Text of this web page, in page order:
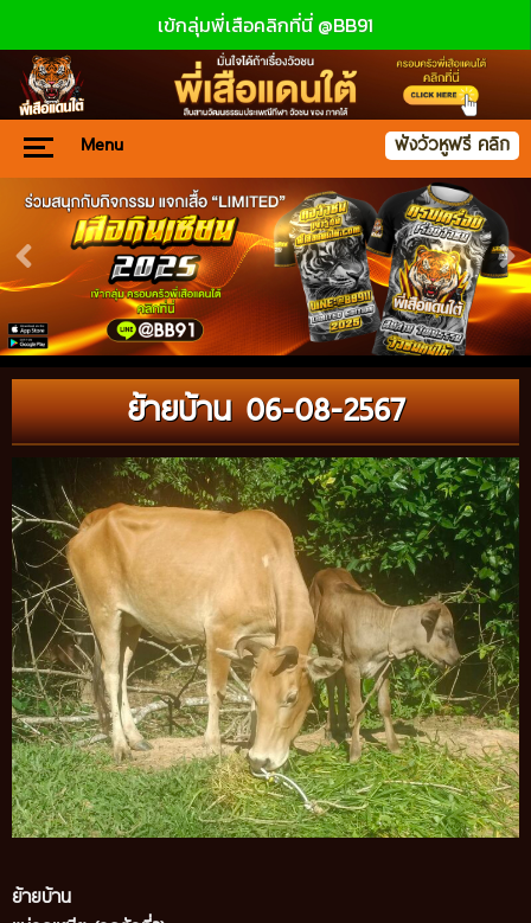
เข้กลุ่มพี่เสือคลิกที่นี่ @BB91
Menu ฟังวัวหูฟรี คลิก
ย้ายบ้าน 06-08-2567
ย้ายบ้าน